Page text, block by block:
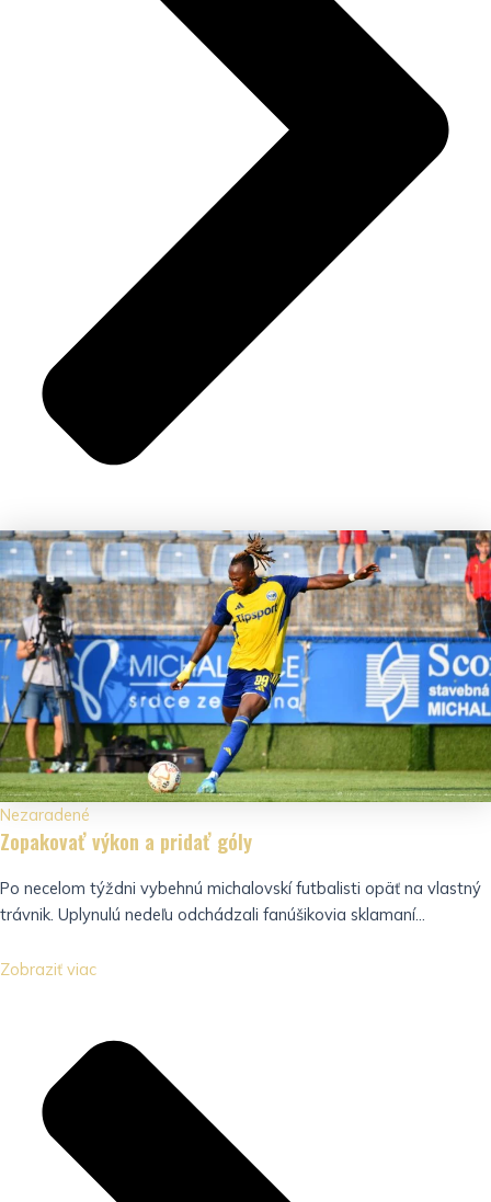
Nezaradené
Zopakovať výkon a pridať góly
Po necelom týždni vybehnú michalovskí futbalisti opäť na vlastný
trávnik. Uplynulú nedeľu odchádzali fanúšikovia sklamaní...
Zobraziť viac